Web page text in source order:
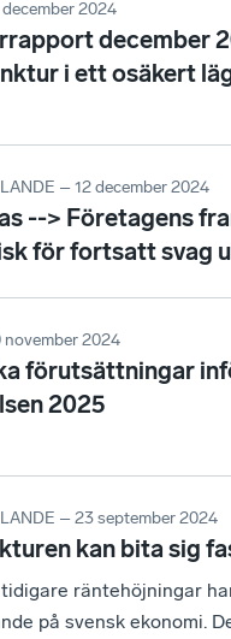
2024
december
i ett osäkert
– 12 december 2024
--> Företagens
för fortsatt svag
november 2024
förutsättningar
2025
– 23 september 2024
kan bita sig
räntehöjningar
på svensk ekonomi.